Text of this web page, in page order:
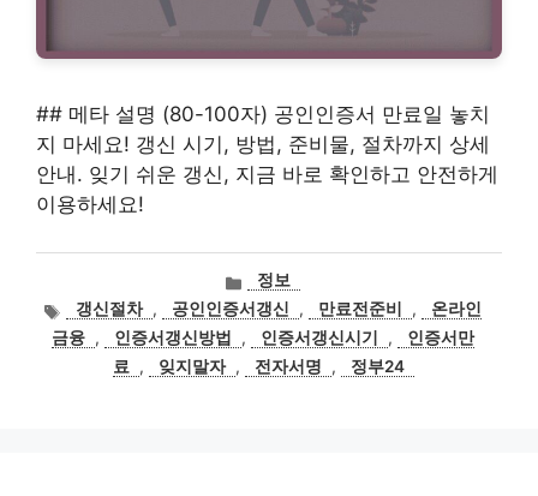
## 메타 설명 (80-100자) 공인인증서 만료일 놓치
지 마세요! 갱신 시기, 방법, 준비물, 절차까지 상세
안내. 잊기 쉬운 갱신, 지금 바로 확인하고 안전하게
이용하세요!
카
테
고
리
정보
태
그
갱신절차 , 공인인증서갱신 , 만료전준비 ,
온라인
금융 , 인증서갱신방법 , 인증서갱신시기 ,
인증서만
료
, 잊지말자 , 전자서명 , 정부24